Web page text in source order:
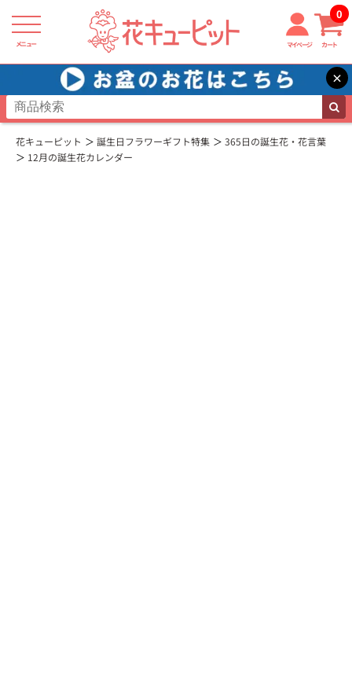
メニュー マイページ カート
0
×
花キューピット 誕生日フラワーギフト特集
365日の誕生花・花言葉
12月の誕生花カレンダー